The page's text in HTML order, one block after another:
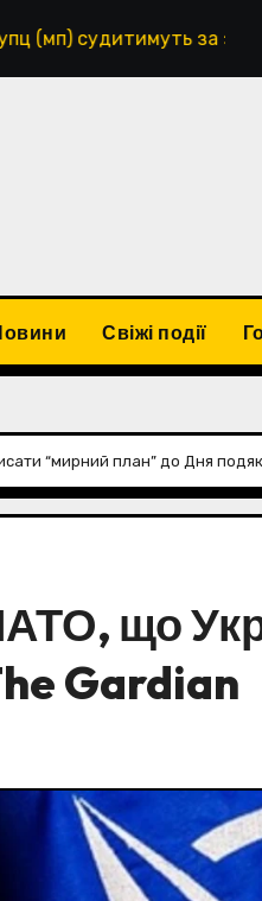
за зґвалтування
Свіжі події
“мирний план” до Дня
що
Gardian